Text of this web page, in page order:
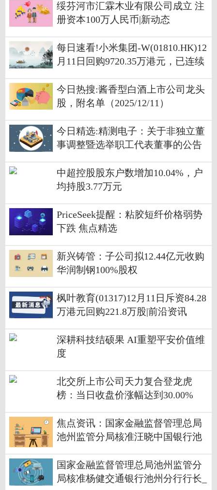
绥芬河市汇霖木业有限公司成立 注
册资本100万人民币|新动态
每日速看!小米集团-W(01810.HK)12
月11日回购9720.35万港元，已连续
今日热搜:酱香型白酒上市公司龙头
股，附名单（2025/12/11）
今日精选:精测电子：关于非独立董
事调整暨选举职工代表董事的公告
中超控股股东户数增加10.04%，户
均持股3.77万元
PriceSeek提醒：粘胶短纤价格弱势
下跌 焦点精选
新兴铸管：子公司拟12.44亿元收购
华润制钢100%股权
枫叶教育(01317)12月11日斥资84.28
万港元回购221.8万股|前沿资讯
深耕科技结硕果 AI重塑平安价值维
度
北交所上市公司天力复合登龙虎
榜：当日收盘价涨幅达到30.00%
焦点资讯：国家金融监督管理总局
池州监管分局核准汪晓中国银行池
国家金融监督管理总局池州监管分
局核准杨健交通银行池州分行行长_